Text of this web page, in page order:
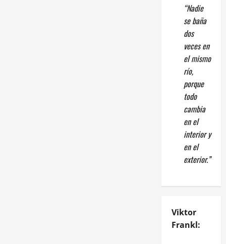
“Nadie
se baña
dos
veces en
el mismo
río,
porque
todo
cambia
en el
interior y
en el
exterior.”
Viktor
Frankl: